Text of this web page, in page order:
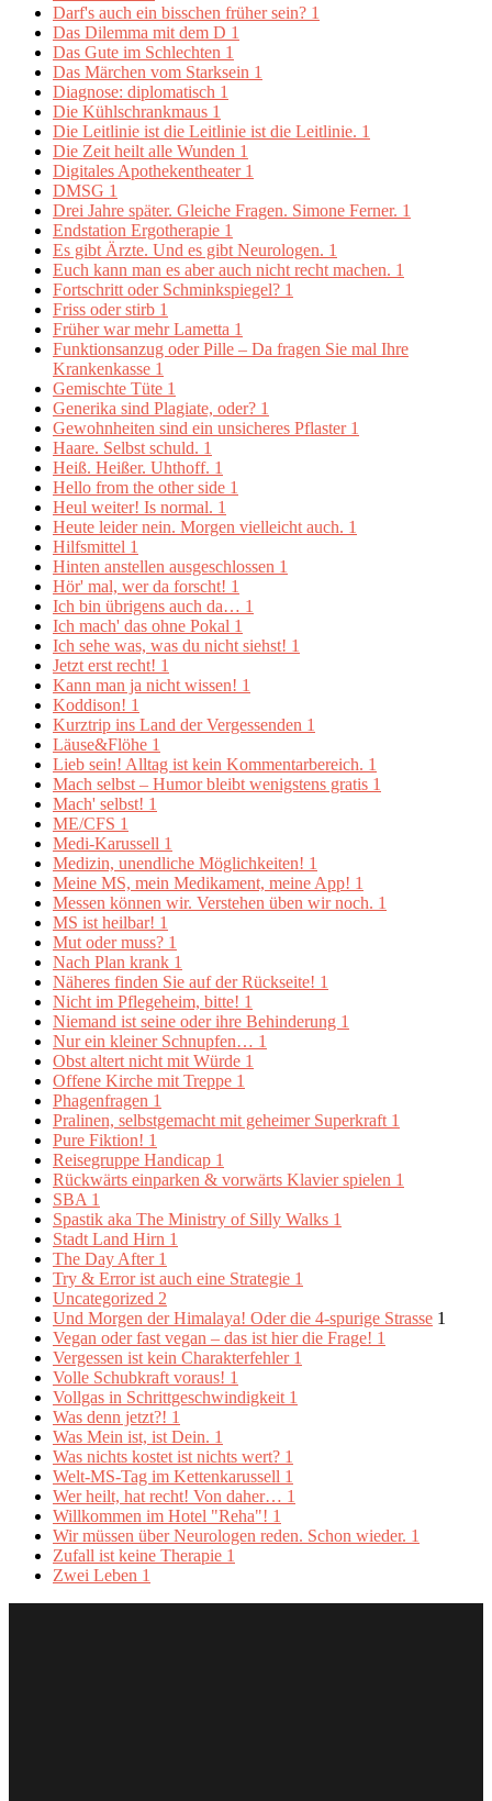
Darf's auch ein bisschen früher sein? 1
Das Dilemma mit dem D 1
Das Gute im Schlechten 1
Das Märchen vom Starksein 1
Diagnose: diplomatisch 1
Die Kühlschrankmaus 1
Die Leitlinie ist die Leitlinie ist die Leitlinie. 1
Die Zeit heilt alle Wunden 1
Digitales Apothekentheater 1
DMSG 1
Drei Jahre später. Gleiche Fragen. Simone Ferner. 1
Endstation Ergotherapie 1
Es gibt Ärzte. Und es gibt Neurologen. 1
Euch kann man es aber auch nicht recht machen. 1
Fortschritt oder Schminkspiegel? 1
Friss oder stirb 1
Früher war mehr Lametta 1
Funktionsanzug oder Pille – Da fragen Sie mal Ihre
Krankenkasse 1
Gemischte Tüte 1
Generika sind Plagiate, oder? 1
Gewohnheiten sind ein unsicheres Pflaster 1
Haare. Selbst schuld. 1
Heiß. Heißer. Uhthoff. 1
Hello from the other side 1
Heul weiter! Is normal. 1
Heute leider nein. Morgen vielleicht auch. 1
Hilfsmittel 1
Hinten anstellen ausgeschlossen 1
Hör' mal, wer da forscht! 1
Ich bin übrigens auch da… 1
Ich mach' das ohne Pokal 1
Ich sehe was, was du nicht siehst! 1
Jetzt erst recht! 1
Kann man ja nicht wissen! 1
Koddison! 1
Kurztrip ins Land der Vergessenden 1
Läuse&Flöhe 1
Lieb sein! Alltag ist kein Kommentarbereich. 1
Mach selbst – Humor bleibt wenigstens gratis 1
Mach' selbst! 1
ME/CFS 1
Medi-Karussell 1
Medizin, unendliche Möglichkeiten! 1
Meine MS, mein Medikament, meine App! 1
Messen können wir. Verstehen üben wir noch. 1
MS ist heilbar! 1
Mut oder muss? 1
Nach Plan krank 1
Näheres finden Sie auf der Rückseite! 1
Nicht im Pflegeheim, bitte! 1
Niemand ist seine oder ihre Behinderung 1
Nur ein kleiner Schnupfen… 1
Obst altert nicht mit Würde 1
Offene Kirche mit Treppe 1
Phagenfragen 1
Pralinen, selbstgemacht mit geheimer Superkraft 1
Pure Fiktion! 1
Reisegruppe Handicap 1
Rückwärts einparken & vorwärts Klavier spielen 1
SBA 1
Spastik aka The Ministry of Silly Walks 1
Stadt Land Hirn 1
The Day After 1
Try & Error ist auch eine Strategie 1
Uncategorized 2
Und Morgen der Himalaya! Oder die 4-spurige Strasse 1
Vegan oder fast vegan – das ist hier die Frage! 1
Vergessen ist kein Charakterfehler 1
Volle Schubkraft voraus! 1
Vollgas in Schrittgeschwindigkeit 1
Was denn jetzt?! 1
Was Mein ist, ist Dein. 1
Was nichts kostet ist nichts wert? 1
Welt-MS-Tag im Kettenkarussell 1
Wer heilt, hat recht! Von daher… 1
Willkommen im Hotel "Reha"! 1
Wir müssen über Neurologen reden. Schon wieder. 1
Zufall ist keine Therapie 1
Zwei Leben 1